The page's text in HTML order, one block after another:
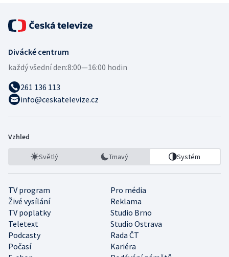
Divácké centrum
každý všední den:8:00—16:00 hodin
261 136 113
info@ceskatelevize.cz
Vzhled
Světlý Tmavý Systém
TV program
Pro média
Živé vysílání
Reklama
TV poplatky
Studio Brno
Teletext
Studio Ostrava
Podcasty
Rada ČT
Počasí
Kariéra